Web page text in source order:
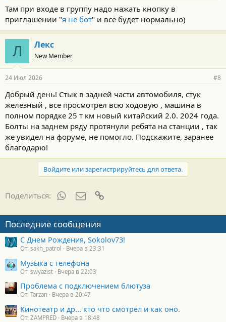
Там при входе в группу надо нажать кнопку в
приглашении "я не бот" и всё будет нормально)
Л Лекс
New Member
24 Июл 2026 #8
Добрый день! Стык в задней части автомобиля, стук
железный , все просмотрел всю ходовую , машина в
полном порядке 25 т км новый китайский 2.0. 2024 года.
Болты на заднем ряду протянули ребята на станции , так
же увидел на форуме, не помогло. Подскажите, заранее
благодарю!
Войдите или зарегистрируйтесь для ответа.
Поделиться: WhatsAppЭлектронная почта
Последние сообщения
С Днем Рождения, Sokolov73!
От: sakh_patrol Вчера в 23:31
Музыка с телефона
От: swyazist Вчера в 22:03
Проблема с подключением блютуза
От: Tarzan Вчера в 20:47
Кинотеатр и др... кто что смотрел и как оно.
От: ZAMPRED Вчера в 18:48